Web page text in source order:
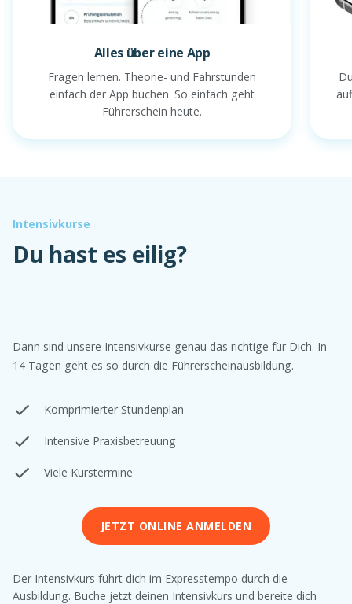
Alles über eine App
Fragen lernen. Theorie- und Fahrstunden
einfach der App buchen. So einfach geht
Führerschein heute.
Intensivkurse
Du hast es eilig?
Dann sind unsere Intensivkurse genau das richtige für Dich. In
14 Tagen geht es so durch die Führerscheinausbildung.
Komprimierter Stundenplan
Intensive Praxisbetreuung
Viele Kurstermine
JETZT ONLINE ANMELDEN
Der Intensivkurs führt dich im Expresstempo durch die
Ausbildung. Buche jetzt deinen Intensivkurs und bereite dich